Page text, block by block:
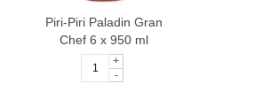
Piri-Piri Paladin Gran
Chef 6 x 950 ml
-
+